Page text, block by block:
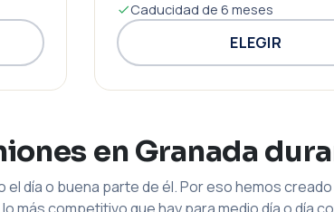
Caducidad de 6 meses
ELEGIR
en Granada
día o buena parte de él. Por eso hemos